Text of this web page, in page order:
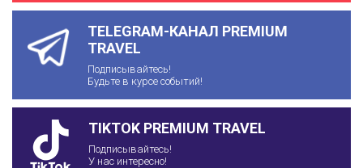
TELEGRAM-КАНАЛ PREMIUM
TRAVEL
Подписывайтесь!
Будьте в курсе событий!
TIKTOK PREMIUM TRAVEL
Подписывайтесь!
У нас интересно!